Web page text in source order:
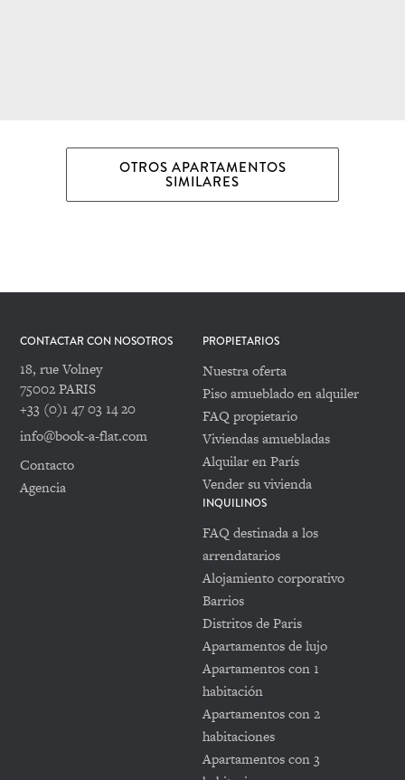
OTROS APARTAMENTOS
SIMILARES
CONTACTAR CON NOSOTROS
18, rue Volney
75002 PARIS
+33 (0)1 47 03 14 20
info@book-a-flat.com
Contacto
Agencia
PROPIETARIOS
Nuestra oferta
Piso amueblado en alquiler
FAQ propietario
Viviendas amuebladas
Alquilar en París
Vender su vivienda
INQUILINOS
FAQ destinada a los
arrendatarios
Alojamiento corporativo
Barrios
Distritos de Paris
Apartamentos de lujo
Apartamentos con 1
habitación
Apartamentos con 2
habitaciones
Apartamentos con 3